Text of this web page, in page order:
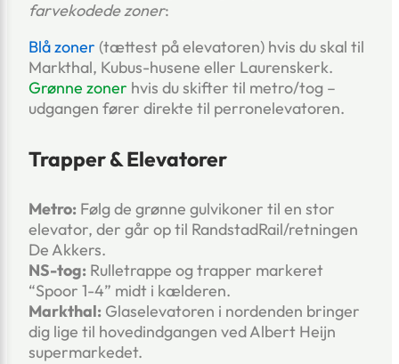
farvekodede zoner:
Blå zoner (tættest på elevatoren) hvis du skal til
Markthal, Kubus-husene eller Laurenskerk.
Grønne zoner hvis du skifter til metro/tog –
udgangen fører direkte til perron­elevatoren.
Trapper & Elevatorer
Metro: Følg de grønne gulvikoner til en stor
elevator, der går op til RandstadRail/retningen
De Akkers.
NS-tog: Rulletrappe og trapper markeret
“Spoor 1-4” midt i kælderen.
Markthal: Glas­elevatoren i nordenden bringer
dig lige til hovedindgangen ved Albert Heijn
supermarkedet.